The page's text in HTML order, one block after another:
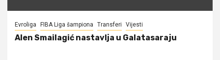
Evroliga FIBA Liga šampiona Transferi Vijesti
Alen Smailagić nastavlja u Galatasaraju